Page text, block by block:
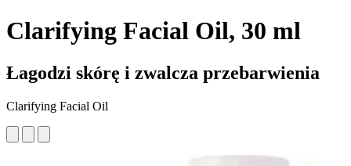
Clarifying Facial Oil, 30 ml
Łagodzi skórę i zwalcza przebarwienia
Clarifying Facial Oil